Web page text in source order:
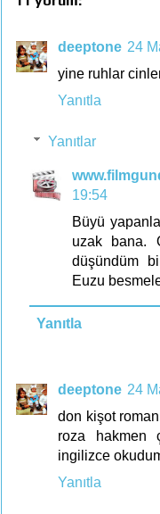
deeptone 24
yine ruhlar
Yanıtla
Yanıtlar
19:54
Büyü
uzak bana.
düşündüm
Euzu
Yanıtla
deeptone 24
don kişot
roza hakmen
ingilizce
Yanıtla